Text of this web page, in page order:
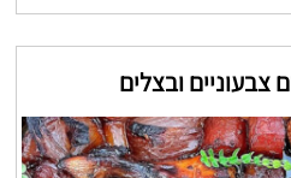
צבעוניים ובצלים